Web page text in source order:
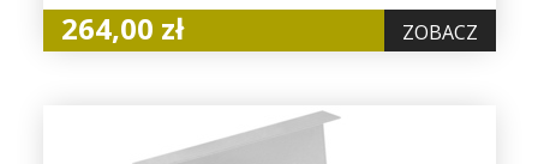
264,00 zł ZOBACZ